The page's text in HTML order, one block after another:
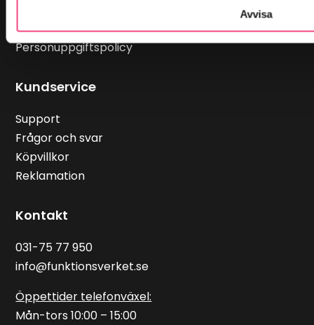
Avvisa
Cookiespolicy
Personuppgiftspolicy
Kundservice
Support
Frågor och svar
Köpvillkor
Reklamation
Kontakt
031-75 77 950
info@funktionsverket.se
Öppettider telefonväxel:
Mån-tors 10:00 – 15:00